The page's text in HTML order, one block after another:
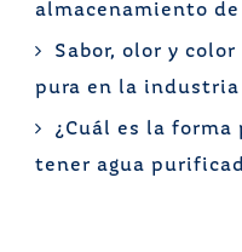
almacenamiento
Sabor, olor y
pura en la
¿Cuál es la forma
tener agua